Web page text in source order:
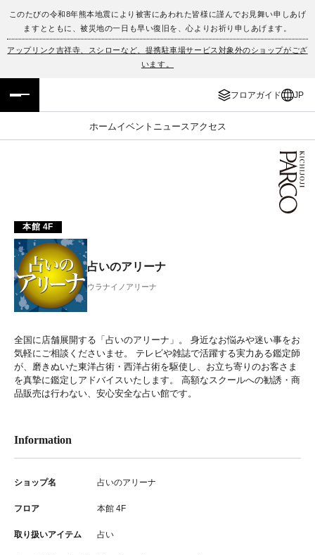
このたびの令和8年熊本地震により被害にあわれた皆様に謹んでお見舞い申しあげ
ますとともに、被災地の一日も早い復旧を、心よりお祈り申しあげます。
アップリンク吉祥寺、スシローなど、提携駐車場サービス対象外のショップがござ
います。
フロアガイド JP
ホームイベント ニュース アクセス
フロアガイド
イベント・ポップアップ
ニュース
PARCOメンバーズ
JP
ENGLISH
簡体字
한국어
本館 4F
占いのアリーナ
ウラナイノアリーナ
全国に店舗展開する「占いのアリーナ」。 身近なお悩みや迷い事をお
気軽にご相談くださいませ。 テレビや雑誌で活躍する実力ある鑑定師
が、磨きぬいた東洋占術・西洋占術を駆使し、お立ち寄りのお客さま
を真摯に鑑定しアドバイスいたします。 高額なスクールへの勧誘・商
品販売は行わない、安心安全な占い館です。
Information
ショップ名 占いのアリーナ
フロア 本館 4F
取り扱いアイテム 占い